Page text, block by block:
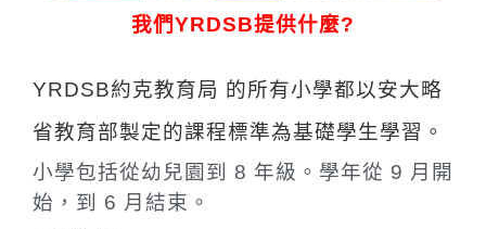
我們YRDSB提供什麼?
YRDSB約克教育局 的所有小學都以安大略
省教育部製定的課程標準為基礎學生學習。
小學包括從幼兒園到 8 年級。學年從 9 月開
始，到 6 月結束。